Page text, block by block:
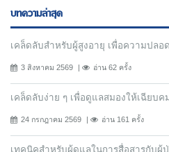
บทความล่าสุด
เคล็ดลับสำหรับผู้สูงอายุ เพื่อความปลอ
3 สิงหาคม 2569 อ่าน 62 ครั้ง
เคล็ดลับง่าย ๆ เพื่อดูแลสมองให้เฉียบค
24 กรกฎาคม 2569 อ่าน 161 ครั้ง
เทคนิคสำหรับผู้ดูแลในการสื่อสารกับผู้